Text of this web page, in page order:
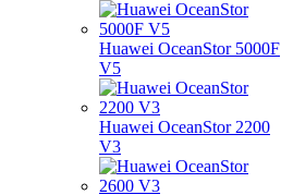
Huawei OceanStor 5000F
V5
Huawei OceanStor 2200
V3